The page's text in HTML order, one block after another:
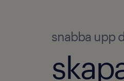
snabba upp